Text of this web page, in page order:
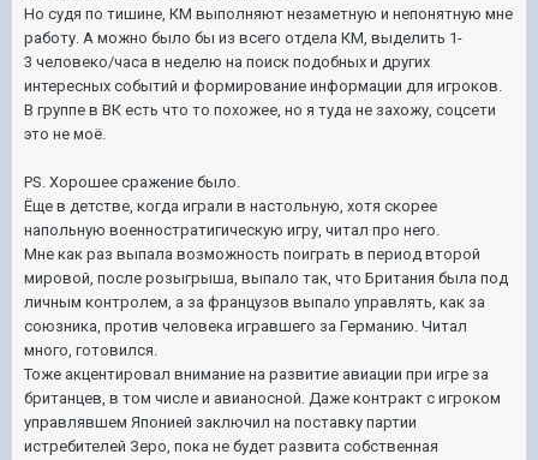
Но судя по тишине, КМ выполняют незаметную и непонятную мне
работу. А можно было бы из всего отдела КМ, выделить 1-
3 человеко/часа в неделю на поиск подобных и других
интересных событий и формирование информации для игроков.
В группе в ВК есть что то похожее, но я туда не захожу, соцсети
это не моё.
PS. Хорошее сражение было.
Ёще в детстве, когда играли в настольную, хотя скорее
напольную военностратигическую игру, читал про него.
Мне как раз выпала возможность поиграть в период второй
мировой, после розыгрыша, выпало так, что Британия была под
личным контролем, а за французов выпало управлять, как за
союзника, против человека игравшего за Германию. Читал
много, готовился.
Тоже акцентировал внимание на развитие авиации при игре за
британцев, в том числе и авианосной. Даже контракт с игроком
управлявшем Японией заключил на поставку партии
истребителей Зеро, пока не будет развита собственная